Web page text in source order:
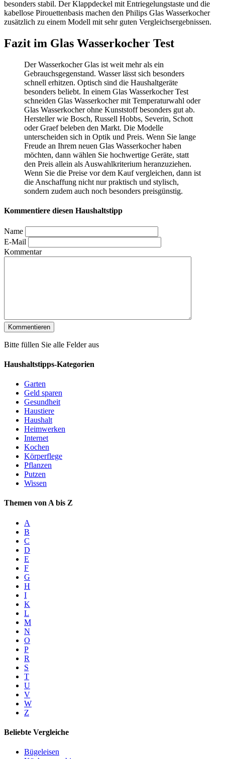
besonders stabil. Der Klappdeckel mit Entriegelungstaste und die
kabellose Pirouettenbasis machen den Philips Glas Wasserkocher
zusätzlich zu einem Modell mit sehr guten Vergleichsergebnissen.
Fazit im Glas Wasserkocher Test
Der Wasserkocher Glas ist weit mehr als ein
Gebrauchsgegenstand. Wasser lässt sich besonders
schnell erhitzen. Optisch sind die Haushaltgeräte
besonders beliebt. In einem Glas Wasserkocher Test
schneiden Glas Wasserkocher mit Temperaturwahl oder
Glas Wasserkocher ohne Kunststoff besonders gut ab.
Hersteller wie Bosch, Russell Hobbs, Severin, Schott
oder Graef beleben den Markt. Die Modelle
unterscheiden sich in Optik und Preis. Wenn Sie lange
Freude an Ihrem neuen Glas Wasserkocher haben
möchten, dann wählen Sie hochwertige Geräte, statt
den Preis allein als Auswahlkriterium heranzuziehen.
Wenn Sie die Preise vor dem Kauf vergleichen, dann ist
die Anschaffung nicht nur praktisch und stylisch,
sondern zudem auch noch besonders preisgünstig.
Kommentiere diesen Haushaltstipp
Name
E-Mail
Kommentar
Bitte füllen Sie alle Felder aus
Haushaltstipps-Kategorien
Garten
Geld sparen
Gesundheit
Haustiere
Haushalt
Heimwerken
Internet
Kochen
Körperflege
Pflanzen
Putzen
Wissen
Themen von A bis Z
A
B
C
D
E
F
G
H
I
K
L
M
N
O
P
R
S
T
U
V
W
Z
Beliebte Vergleiche
Bügeleisen